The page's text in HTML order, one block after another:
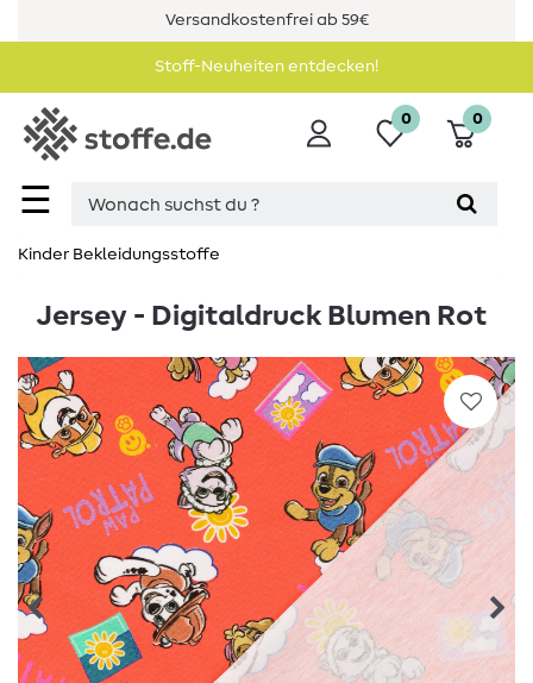
Versandkostenfrei ab 59€
Stoff-Neuheiten entdecken!
☰
0 0
Kinder Bekleidungsstoffe
Jersey - Digitaldruck Blumen Rot